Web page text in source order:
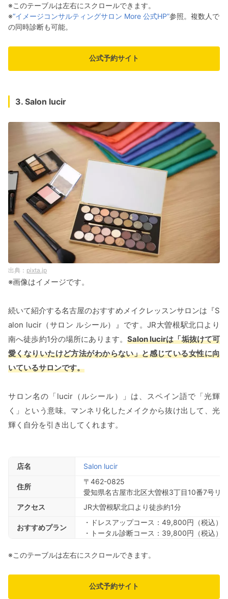
※このテーブルは左右にスクロールできます。
※“イメージコンサルティングサロン More 公式HP”参照。複数人で
の同時診断も可能。
公式予約サイト
3. Salon lucir
pixta.jp
※画像はイメージです。
続いて紹介する名古屋のおすすめメイクレッスンサロンは『S
alon lucir（サロン ルシール）』です。JR大曽根駅北口より
南へ徒歩約1分の場所にあります。 Salon lucirは「垢抜けて可
愛くなりいたけど方法がわからない」と感じている女性に向
いているサロンです。
サロン名の「lucir（ルシール）」は、スペイン語で「光輝
く」という意味。マンネリ化したメイクから抜け出して、光
輝く自分を引き出してくれます。
店名 Salon lucir
住所
〒462-0825
愛知県名古屋市北区大曽根3丁目10番7号リ
アクセス
JR大曽根駅北口より徒歩約1分
おすすめプラン
・ドレスアップコース：49,800円（税込）
・トータル診断コース：39,800円（税込）
※このテーブルは左右にスクロールできます。
公式予約サイト